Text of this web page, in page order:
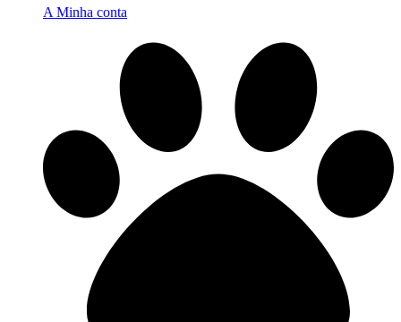
A Minha conta